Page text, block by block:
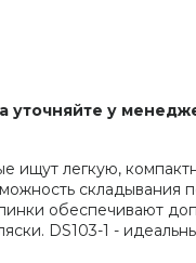
уточняйте у
ищут легкую,
складывания
обеспечивают
DS103-1 -